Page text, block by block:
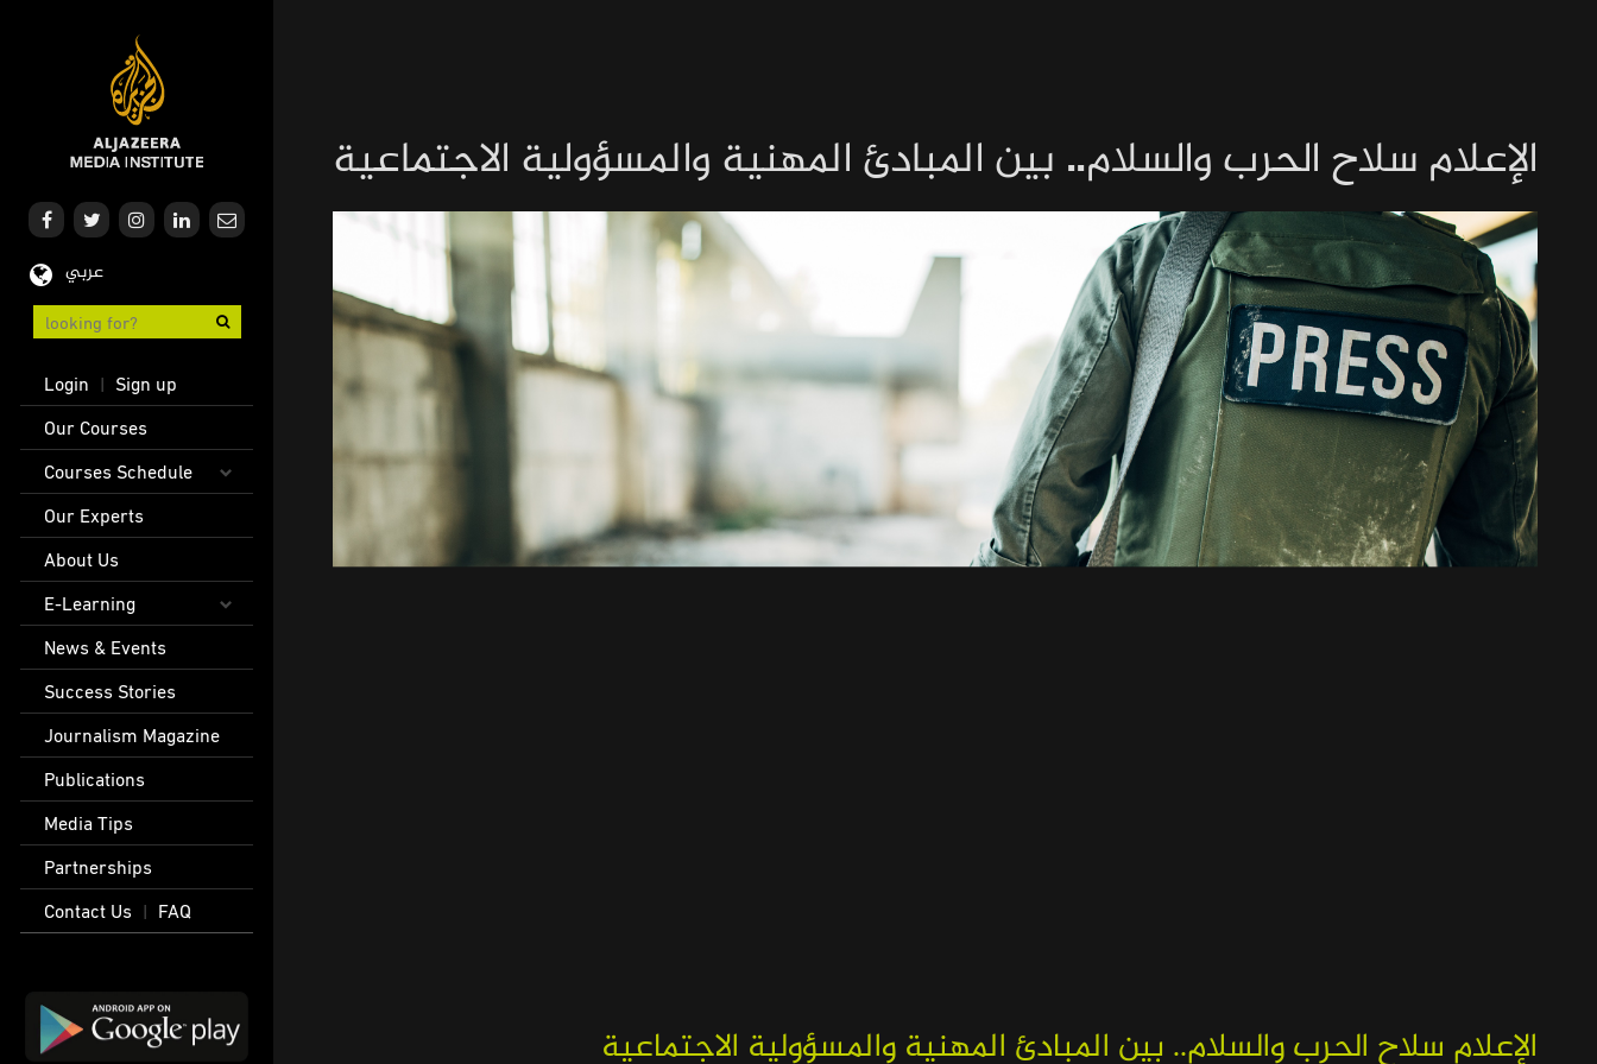
عربي
User
account
menu
Login | Sign up
Main
navigation
Our Courses
Courses Schedule
Our Experts
About Us
E-Learning
News & Events
Success Stories
Journalism Magazine
Publications
Media Tips
Partnerships
Contact Us
| FAQ
الإعلام سلاح الحرب والسلام.. بين المبادئ المهنية والمسؤولية الاجتماعية
الإعلام سلاح الحرب والسلام.. بين المبادئ المهنية والمسؤولية الاجتماعية